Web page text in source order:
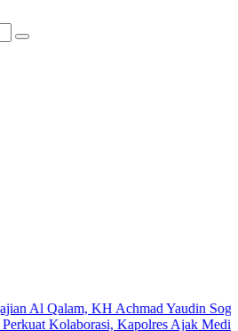
KH Achmad Yaudin Sogir dan Gus
Kapolres Ajak Media Sajikan